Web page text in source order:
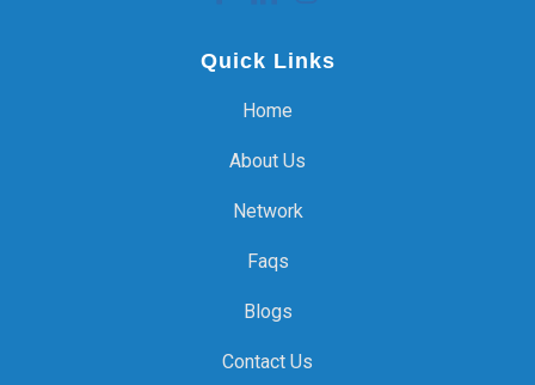
Quick Links
Home
About Us
Network
Faqs
Blogs
Contact Us